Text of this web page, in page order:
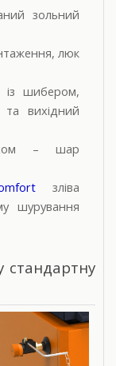
зольний
люк
із шибером,
та вихідний
– шар
зліва
шурування
стандартну